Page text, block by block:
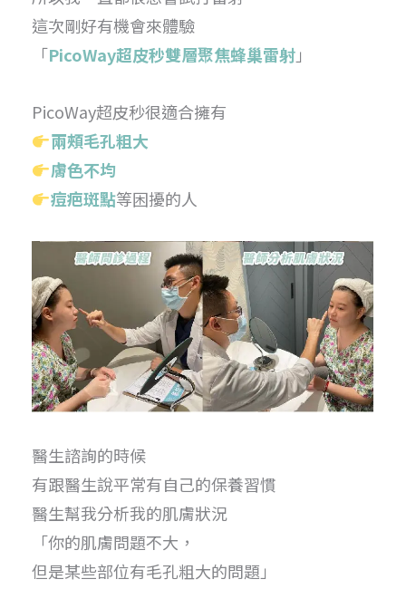
這次剛好有機會來體驗
「PicoWay超皮秒雙層聚焦蜂巢雷射」
PicoWay超皮秒很適合擁有
兩頰毛孔粗大
膚色不均
痘疤斑點等困擾的人
醫生諮詢的時候
有跟醫生說平常有自己的保養習慣
醫生幫我分析我的肌膚狀況
「你的肌膚問題不大，
但是某些部位有毛孔粗大的問題」